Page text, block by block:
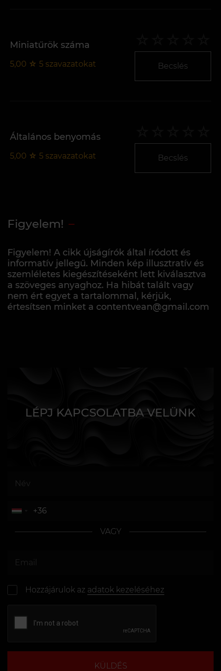
Miniatűrök száma
5,00 ☆ 5 szavazatokat Becslés
Általános benyomás
5,00 ☆ 5 szavazatokat Becslés
Figyelem!
Figyelem! A cikk újságírók által íródott és
informatív jellegű. Minden kép illusztratív és
szemléletes kiegészítéseként lett kiválasztva
a szöveges anyaghoz. Ha hibát talált vagy
nem ért egyet a tartalommal, kérjük,
értesítsen minket a contentvean@gmail.com
LÉPJ KAPCSOLATBA VELÜNK
VAGY
Hozzájárulok az adatok kezeléséhez
KÜLDÉS